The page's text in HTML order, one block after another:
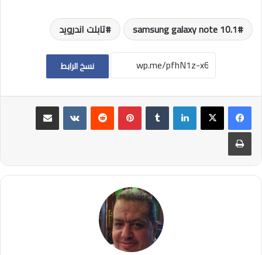
samsung galaxy note 10.1 تابلت اندرويد
نسخ الرابط
لينكدإن بينتيريست
مشاركة عبر البريد
طباعة